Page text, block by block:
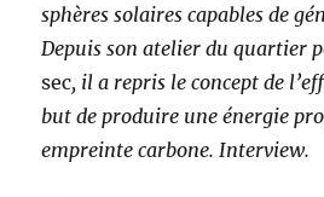
sphères solaires capables de
Depuis son atelier du quartier
sec, il a repris le concept de
but de produire une énergie
empreinte carbone. Interview.